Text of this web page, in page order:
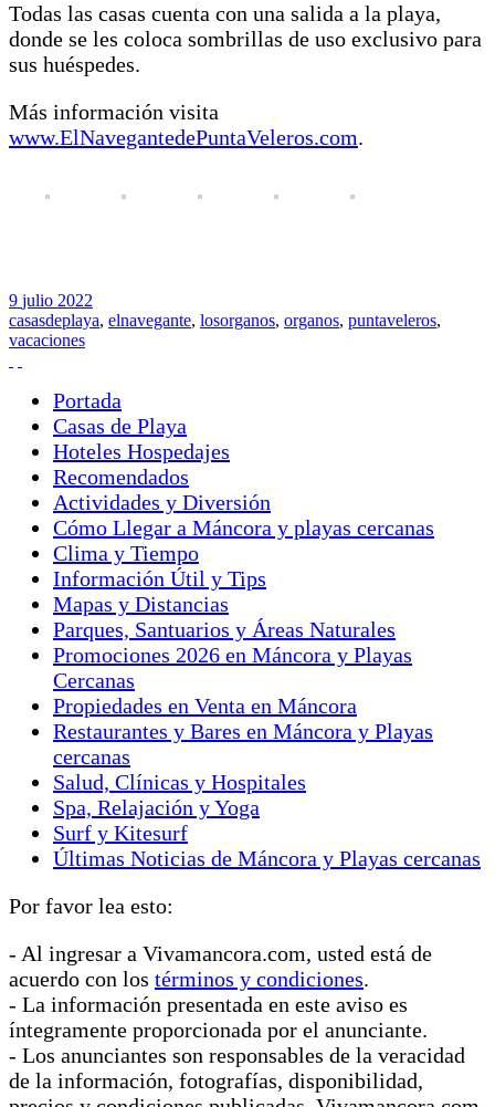
Todas las casas cuenta con una salida a la playa,
donde se les coloca sombrillas de uso exclusivo para
sus huéspedes.
Más información visita
www.ElNavegantedePuntaVeleros.com.
9 julio 2022
casasdeplaya, elnavegante, losorganos, organos, puntaveleros,
vacaciones
Portada
Casas de Playa
Hoteles Hospedajes
Recomendados
Actividades y Diversión
Cómo Llegar a Máncora y playas cercanas
Clima y Tiempo
Información Útil y Tips
Mapas y Distancias
Parques, Santuarios y Áreas Naturales
Promociones 2026 en Máncora y Playas
Cercanas
Propiedades en Venta en Máncora
Restaurantes y Bares en Máncora y Playas
cercanas
Salud, Clínicas y Hospitales
Spa, Relajación y Yoga
Surf y Kitesurf
Últimas Noticias de Máncora y Playas cercanas
Por favor lea esto:
- Al ingresar a Vivamancora.com, usted está de
acuerdo con los términos y condiciones.
- La información presentada en este aviso es
íntegramente proporcionada por el anunciante.
- Los anunciantes son responsables de la veracidad
de la información, fotografías, disponibilidad,